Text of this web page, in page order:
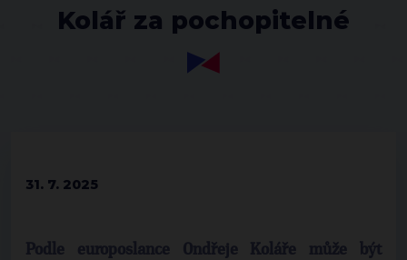
Kolář za pochopitelné
31. 7. 2025
Podle europoslance Ondřeje Koláře může být